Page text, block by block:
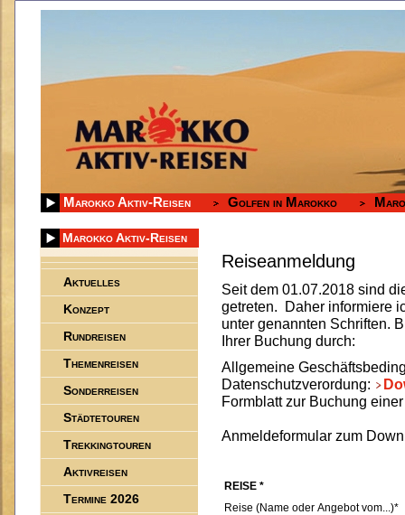
Marokko Aktiv-Reisen Golfen in Marokko
Reiseanmeldung
Seit dem 01.07.2018 sind
getreten. Daher informiere
unter genannten Schriften.
Ihrer Buchung durch:
Allgemeine
Datenschutzverordung:
Formblatt zur Buchung
Anmeldeformular zum
REISE *
Reise (Name oder Angebot vom...)*
Marokko Aktiv-Reisen
Aktuelles
Konzept
Rundreisen
Themenreisen
Sonderreisen
Städtetouren
Trekkingtouren
Aktivreisen
Termine 2026